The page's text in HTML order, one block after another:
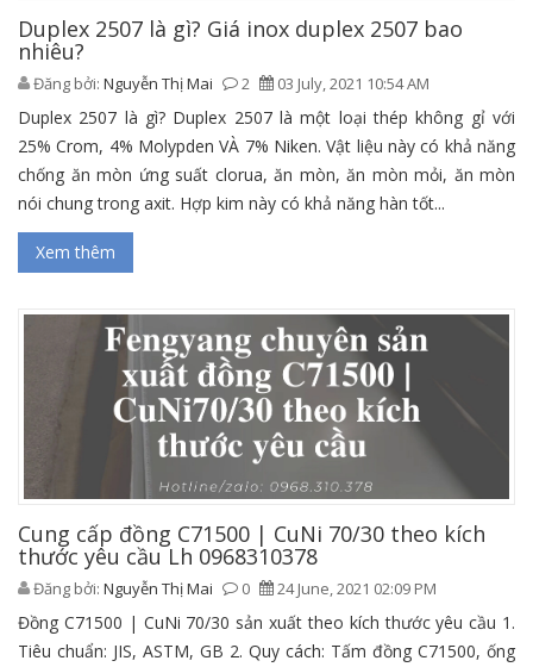
Duplex 2507 là gì? Giá inox duplex 2507 bao
nhiêu?
Đăng bởi: Nguyễn Thị Mai 2 03 July, 2021 10:54 AM
Duplex 2507 là gì? Duplex 2507 là một loại thép không gỉ với
25% Crom, 4% Molypden VÀ 7% Niken. Vật liệu này có khả năng
chống ăn mòn ứng suất clorua, ăn mòn, ăn mòn mỏi, ăn mòn
nói chung trong axit. Hợp kim này có khả năng hàn tốt...
Xem thêm
Cung cấp đồng C71500 | CuNi 70/30 theo kích
thước yêu cầu Lh 0968310378
Đăng bởi: Nguyễn Thị Mai 0 24 June, 2021 02:09 PM
Đồng C71500 | CuNi 70/30 sản xuất theo kích thước yêu cầu 1.
Tiêu chuẩn: JIS, ASTM, GB 2. Quy cách: Tấm đồng C71500, ống